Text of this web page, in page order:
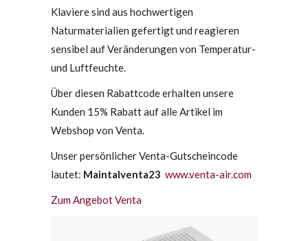
Klaviere sind aus hochwertigen
Naturmaterialien gefertigt und reagieren
sensibel auf Veränderungen von Temperatur-
und Luftfeuchte.
Über diesen Rabattcode erhalten unsere
Kunden 15% Rabatt auf alle Artikel im
Webshop von Venta.
Unser persönlicher Venta-Gutscheincode
lautet: Maintalventa23 www.venta-air.com
Zum Angebot Venta